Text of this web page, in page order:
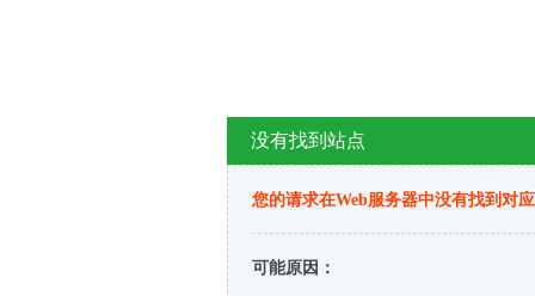
没有找到站点
您的请求在Web服务器中没有找到对
可能原因：